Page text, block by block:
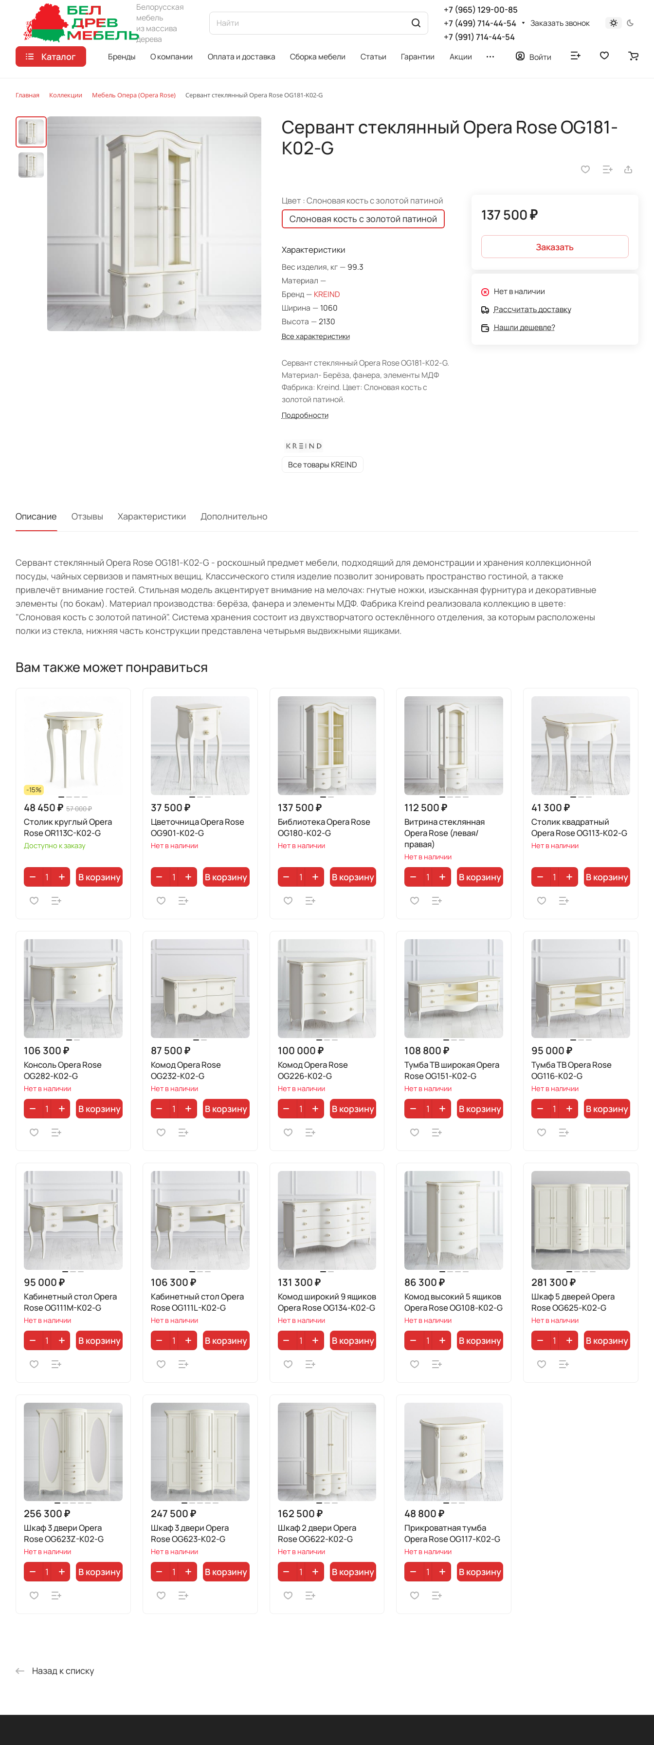
Белорусская
мебель
из массива
дерева
+7 (965) 129-00-85
+7 (499) 714-44-54
+7 (991) 714-44-54
Заказать звонок
Каталог Бренды О компании Оплата и доставка Сборка мебели Статьи Гарантии Акции Войти
Главная Коллекции Мебель Опера (Opera Rose) Сервант стеклянный Opera Rose OG181-K02-G
Сервант стеклянный Opera Rose OG181-
K02-G
Цвет :Слоновая кость с золотой патиной
Слоновая кость с золотой патиной
Характеристики
Вес изделия, кг — 99.3
Материал —
Бренд — KREIND
Ширина — 1060
Высота —2130
Все характеристики
Сервант стеклянный Opera Rose OG181-K02-G.
Материал- Берёза, фанера, элементы МДФ
Фабрика: Kreind. Цвет: Слоновая кость с
золотой патиной.
Подробности
Все товары KREIND
137 500 ₽
Заказать
Нет в наличии
Рассчитать доставку
Нашли дешевле?
Описание Отзывы Характеристики Дополнительно
Сервант стеклянный Opera Rose OG181-K02-G - роскошный предмет мебели, подходящий для демонстрации и хранения коллекционной
посуды, чайных сервизов и памятных вещиц. Классического стиля изделие позволит зонировать пространство гостиной, а также
привлечёт внимание гостей. Стильная модель акцентирует внимание на мелочах: гнутые ножки, изысканная фурнитура и декоративные
элементы (по бокам). Материал производства: берёза, фанера и элементы МДФ. Фабрика Kreind реализовала коллекцию в цвете:
"Слоновая кость с золотой патиной". Система хранения состоит из двухстворчатого остеклённого отделения, за которым расположены
полки из стекла, нижняя часть конструкции представлена четырьмя выдвижными ящиками.
Вам также может понравиться
-15%
48 450 ₽ 57 000 ₽
Столик круглый Opera
Rose OR113C-K02-G
Доступно к заказу
В корзину
37 500 ₽
Цветочница Opera Rose
OG901-K02-G
Нет в наличии
В корзину
137 500 ₽
Библиотека Opera Rose
OG180-K02-G
Нет в наличии
В корзину
112 500 ₽
Витрина стеклянная
Opera Rose (левая/
правая)
Нет в наличии
В корзину
41 300 ₽
Столик квадратный
Opera Rose OG113-K02-G
Нет в наличии
В корзину
106 300 ₽
Консоль Opera Rose
OG282-K02-G
Нет в наличии
В корзину
87 500 ₽
Комод Opera Rose
OG232-K02-G
Нет в наличии
В корзину
100 000 ₽
Комод Opera Rose
OG226-K02-G
Нет в наличии
В корзину
108 800 ₽
Тумба ТВ широкая Opera
Rose OG151-K02-G
Нет в наличии
В корзину
95 000 ₽
Тумба ТВ Opera Rose
OG116-K02-G
Нет в наличии
В корзину
95 000 ₽
Кабинетный стол Opera
Rose OG111M-K02-G
Нет в наличии
В корзину
106 300 ₽
Кабинетный стол Opera
Rose OG111L-K02-G
Нет в наличии
В корзину
131 300 ₽
Комод широкий 9 ящиков
Opera Rose OG134-K02-G
Нет в наличии
В корзину
86 300 ₽
Комод высокий 5 ящиков
Opera Rose OG108-K02-G
Нет в наличии
В корзину
281 300 ₽
Шкаф 5 дверей Opera
Rose OG625-K02-G
Нет в наличии
В корзину
256 300 ₽
Шкаф 3 двери Opera
Rose OG623Z-K02-G
Нет в наличии
В корзину
247 500 ₽
Шкаф 3 двери Opera
Rose OG623-K02-G
Нет в наличии
В корзину
162 500 ₽
Шкаф 2 двери Opera
Rose OG622-K02-G
Нет в наличии
В корзину
48 800 ₽
Прикроватная тумба
Opera Rose OG117-K02-G
Нет в наличии
В корзину
Назад к списку